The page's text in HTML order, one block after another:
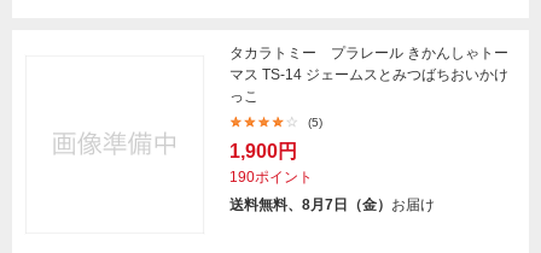
タカラトミー プラレール きかんしゃトー
マス TS-14 ジェームスとみつばちおいかけ
っこ
(5)
1,900円
190ポイント
送料無料、8月7日（金） お届け